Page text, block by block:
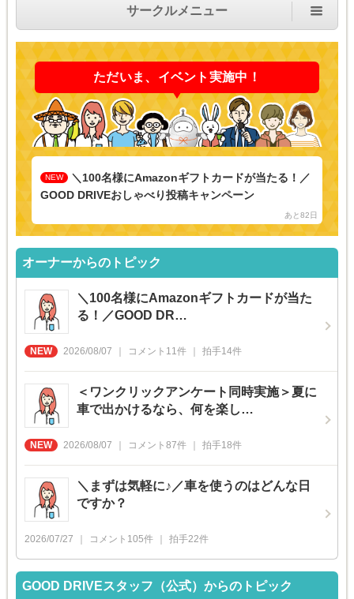
サークルメニュー
ただいま、イベント実施中！
NEW
＼100名様にAmazonギフトカードが当たる！／
GOOD DRIVEおしゃべり投稿キャンペーン
あと82日
オーナーからのトピック
＼100名様にAmazonギフトカードが当た
る！／GOOD DR…
2026/08/07 コメント 11件 拍手14件
＜ワンクリックアンケート同時実施＞夏に
車で出かけるなら、何を楽し…
2026/08/07 コメント 87件 拍手18件
＼まずは気軽に♪／車を使うのはどんな日
ですか？
2026/07/27 コメント 105件 拍手22件
GOOD DRIVEスタッフ（公式）からのトピック